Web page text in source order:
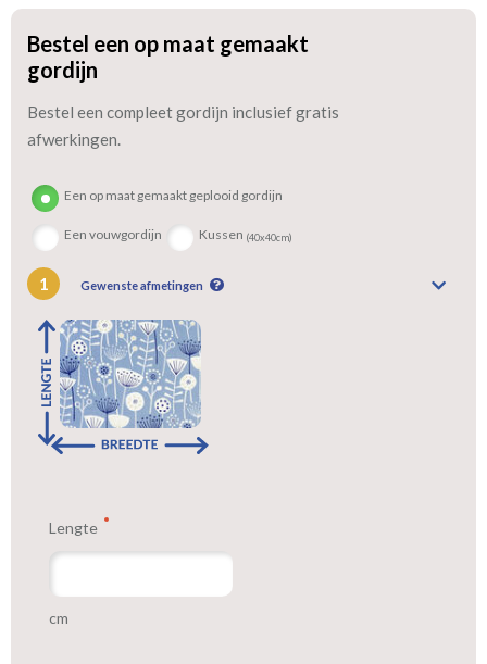
eerst een knipstaaltje.
Zo weet u precies met welke kleur en kwaliteit uw gordijnen
worden gemaakt.
voeren: een verschil van dag en nacht!
Bestel een op maat gemaakt
gordijn
Bestel een compleet gordijn inclusief gratis
afwerkingen.
Een op maat gemaakt geplooid gordijn
Een vouwgordijn Kussen (40x40cm)
1 Gewenste afmetingen
Lengte
cm